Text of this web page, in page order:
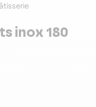
inox 180